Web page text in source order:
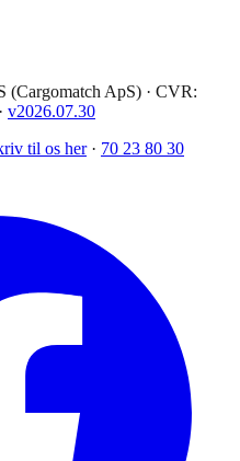
(Cargomatch ApS) · CVR:
· v2026.07.30
til os her · 70 23 80 30